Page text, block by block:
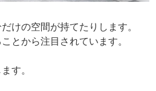
けの空間が持てたりします。
とから注目されています。
す。